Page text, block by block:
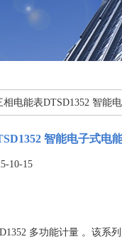
相电能表DTSD1352 智能
智能电子式电
10-15
多功能计量 。该系